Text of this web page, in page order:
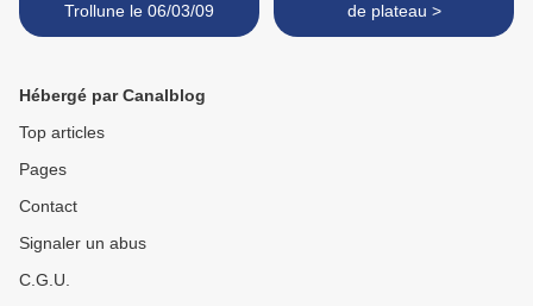
Trollune le 06/03/09
de plateau >
Hébergé par Canalblog
Top articles
Pages
Contact
Signaler un abus
C.G.U.